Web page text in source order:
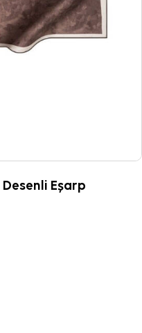
Desenli Eşarp